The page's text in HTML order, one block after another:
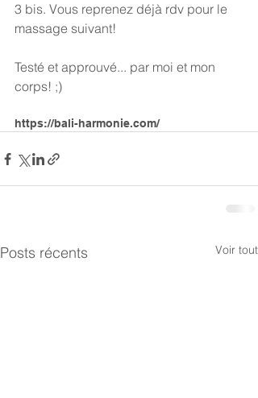
3 bis. Vous reprenez déjà rdv pour le
massage suivant!
Testé et approuvé... par moi et mon
corps! ;)
https://bali-harmonie.com/
Posts récents Voir tout